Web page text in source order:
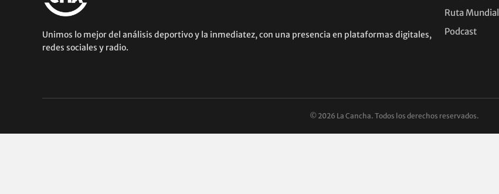
Unimos lo mejor del análisis deportivo y la inmediatez, con una presencia en plataformas digitales,
redes sociales y radio.
Ruta Mundial
Podcast
© 2026 La Cancha. Todos los derechos reservados.